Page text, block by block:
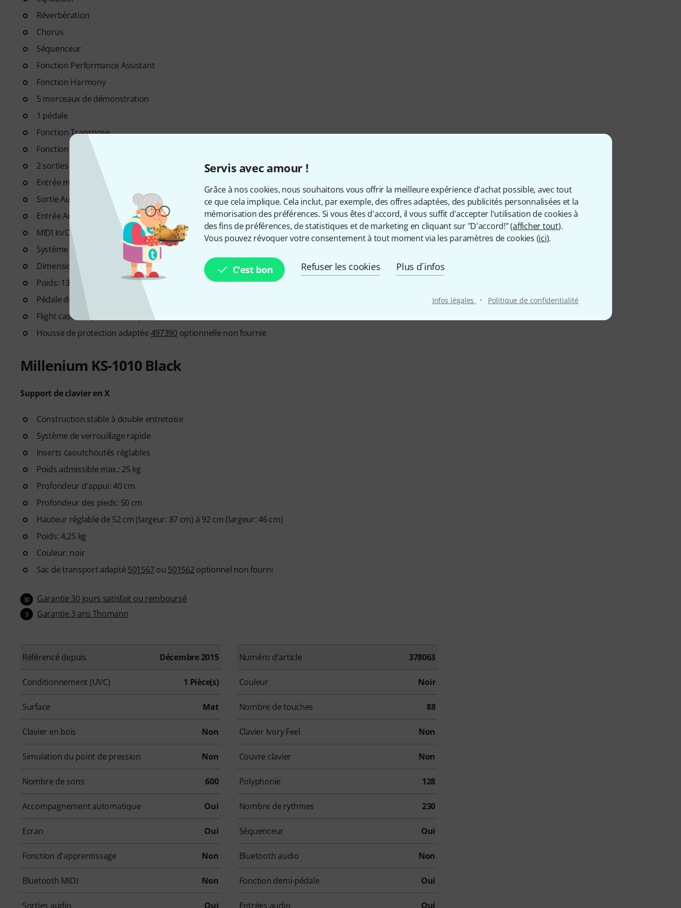
Servis avec amour !
Grâce à nos cookies, nous souhaitons vous offrir la meilleure expérience d'achat possible, avec tout
ce que cela implique. Cela inclut, par exemple, des offres adaptées, des publicités personnalisées et la
mémorisation des préférences. Si vous êtes d'accord, il vous suffit d'accepter l'utilisation de cookies à
des fins de préférences, de statistiques et de marketing en cliquant sur "D'accord!" (afficher tout).
Vous pouvez révoquer votre consentement à tout moment via les paramètres de cookies (ici).
C'est bon Refuser les cookies Plus d´infos
Infos légales · Politique de confidentialité
Réverbération
Chorus
Séquenceur
Fonction Performance Assistant
Fonction Harmony
5 morceaux de démonstration
1 pédale
Fonction Transpose
Fonction Transpose
2 sorties casques standard
Entrée microphone
Sortie Aux stéréo
Entrée Aux stéréo
MIDI In/Out USB
Système de haut-parleurs: 2x 10 Watt
Dimensions (L x P x H): 1365 x 366 x 137 mm
Poids: 13,8 kg
Pédale de sustain, pupitre et bloc d'alimentation incl.
Flight case adapté
optionnel non fourni
Housse de protection adaptée 497390 optionnelle non fournie
Millenium KS-1010 Black
Support de clavier en X
Construction stable à double entretoise
Système de verrouillage rapide
Inserts caoutchoutés réglables
Poids admissible max.: 25 kg
Profondeur d'appui: 40 cm
Profondeur des pieds: 50 cm
Hauteur réglable de 52 cm (largeur: 87 cm) à 92 cm (largeur: 46 cm)
Poids: 4,25 kg
Couleur: noir
Sac de transport adapté 501567 ou 501562 optionnel non fourni
30 Garantie 30 jours satisfait ou remboursé
3 Garantie 3 ans Thomann
Référencé depuis Décembre 2015 Numéro d'article 378063
Conditionnement (UVC) 1 Pièce(s) Couleur Noir
Surface Mat Nombre de touches 88
Clavier en bois Non Clavier Ivory Feel Non
Simulation du point de pression Non Couvre clavier Non
Nombre de sons 600 Polyphonie 128
Accompagnement automatique Oui Nombre de rythmes 230
Ecran Oui Séquenceur Oui
Fonction d'apprentissage Non Bluetooth audio Non
Bluetooth MIDI Non Fonction demi-pédale Oui
Sorties audio Oui Entrées audio Oui